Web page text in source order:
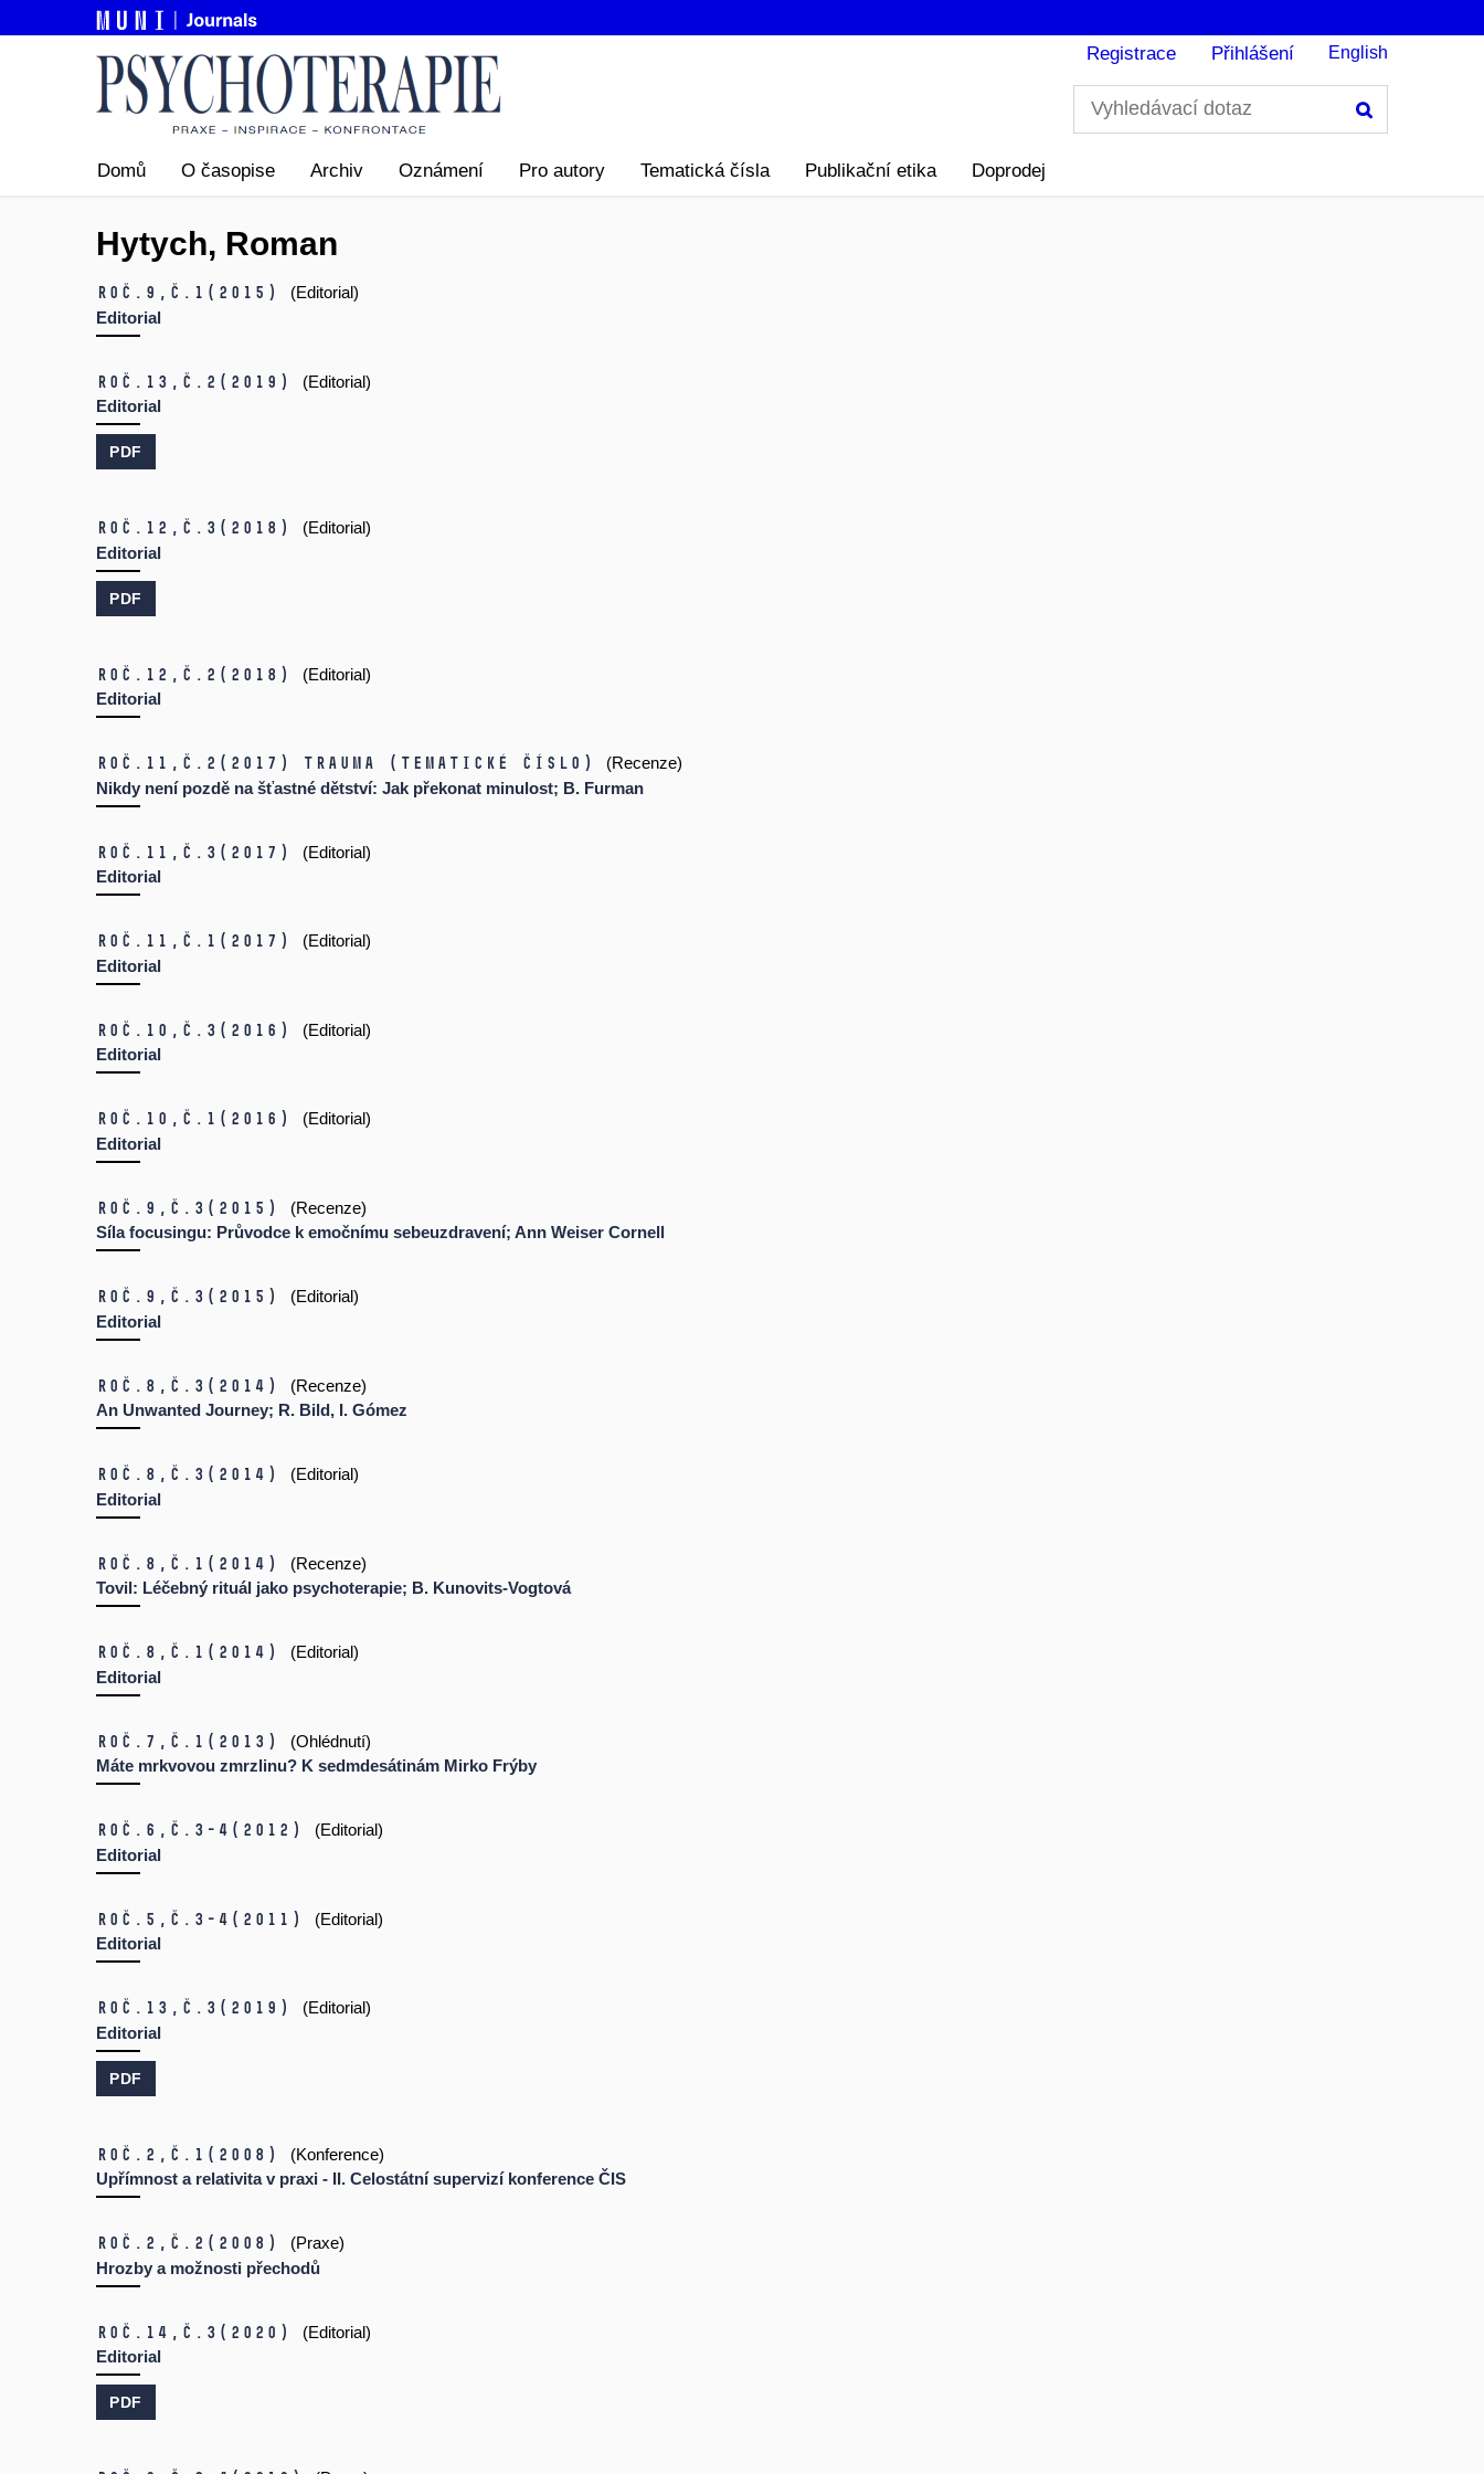
Registrace Přihlášení English
Domů O časopise Archiv Oznámení Pro autory Tematická čísla Publikační etika Doprodej
Hytych, Roman
Roč.9, č.1 (2015)
(Editorial)
Editorial
Roč.13, č.2 (2019)
(Editorial)
Editorial
PDF
Roč.12, č.3 (2018)
(Editorial)
Editorial
PDF
Roč.12, č.2 (2018)
(Editorial)
Editorial
Roč.11, č.2 (2017) Trauma (tematické číslo)
(Recenze)
Nikdy není pozdě na šťastné dětství: Jak překonat minulost; B. Furman
Roč.11, č.3 (2017)
(Editorial)
Editorial
Roč.11, č.1 (2017)
(Editorial)
Editorial
Roč.10, č.3 (2016)
(Editorial)
Editorial
Roč.10, č.1 (2016)
(Editorial)
Editorial
Roč.9, č.3 (2015)
(Recenze)
Síla focusingu: Průvodce k emočnímu sebeuzdravení; Ann Weiser Cornell
Roč.9, č.3 (2015)
(Editorial)
Editorial
Roč.8, č.3 (2014)
(Recenze)
An Unwanted Journey; R. Bild, I. Gómez
Roč.8, č.3 (2014)
(Editorial)
Editorial
Roč.8, č.1 (2014)
(Recenze)
Tovil: Léčebný rituál jako psychoterapie; B. Kunovits-Vogtová
Roč.8, č.1 (2014)
(Editorial)
Editorial
Roč.7, č.1 (2013)
(Ohlédnutí)
Máte mrkvovou zmrzlinu? K sedmdesátinám Mirko Frýby
Roč.6, č.3-4 (2012)
(Editorial)
Editorial
Roč.5, č.3-4 (2011)
(Editorial)
Editorial
Roč.13, č.3 (2019)
(Editorial)
Editorial
PDF
Roč.2, č.1 (2008)
(Konference)
Upřímnost a relativita v praxi - II. Celostátní supervizí konference ČIS
Roč.2, č.2 (2008)
(Praxe)
Hrozby a možnosti přechodů
Roč.14, č.3 (2020)
(Editorial)
Editorial
PDF